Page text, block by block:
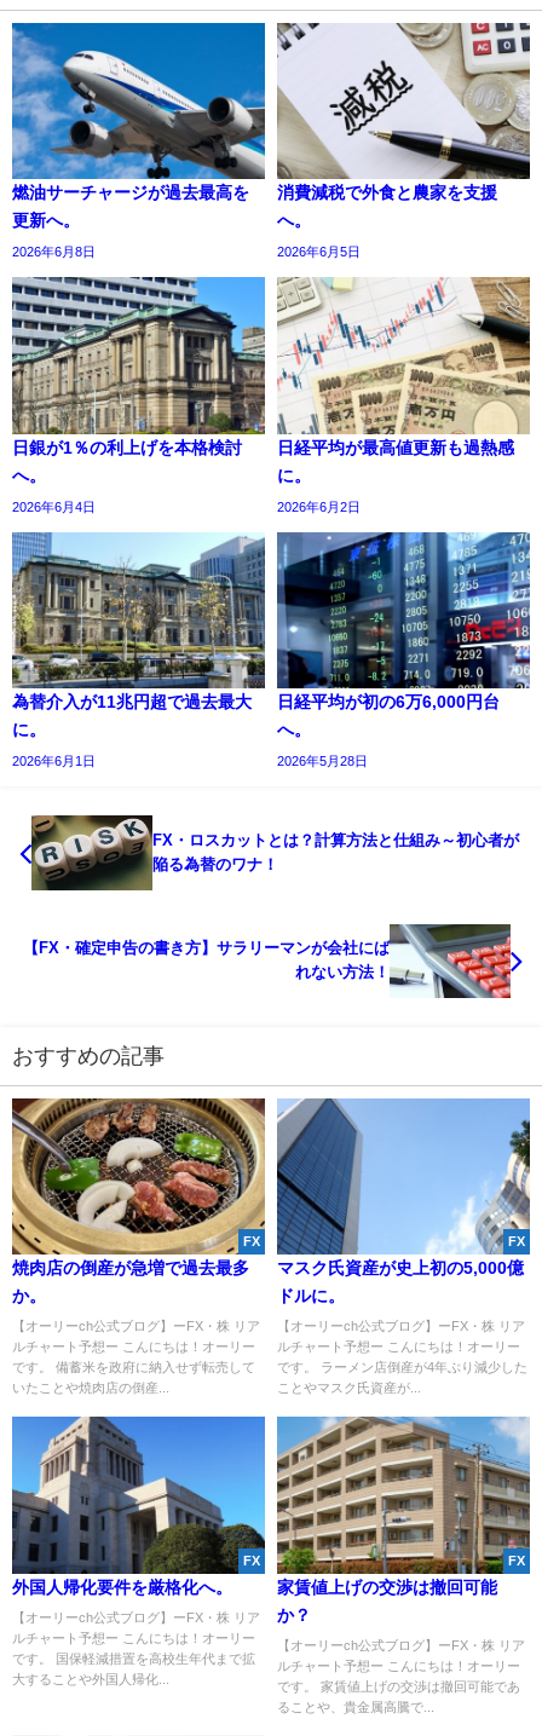
燃油サーチャージが過去最高を
更新へ。
2026年6月8日
消費減税で外食と農家を支援
へ。
2026年6月5日
日銀が1％の利上げを本格検討
へ。
2026年6月4日
日経平均が最高値更新も過熱感
に。
2026年6月2日
為替介入が11兆円超で過去最大
に。
2026年6月1日
日経平均が初の6万6,000円台
へ。
2026年5月28日
FX・ロスカットとは？計算方法と仕組み～初心者が
陥る為替のワナ！
【FX・確定申告の書き方】サラリーマンが会社にば
れない方法！
おすすめの記事
FX
焼肉店の倒産が急増で過去最多
か。
【オーリーch公式ブログ】ーFX・株 リア
ルチャート予想ー こんにちは！オーリー
です。 備蓄米を政府に納入せず転売して
いたことや焼肉店の倒産...
FX
マスク氏資産が史上初の5,000億
ドルに。
【オーリーch公式ブログ】ーFX・株 リア
ルチャート予想ー こんにちは！オーリー
です。 ラーメン店倒産が4年ぶり減少した
ことやマスク氏資産が...
FX
外国人帰化要件を厳格化へ。
【オーリーch公式ブログ】ーFX・株 リア
ルチャート予想ー こんにちは！オーリー
です。 国保軽減措置を高校生年代まで拡
大することや外国人帰化...
FX
家賃値上げの交渉は撤回可能
か？
【オーリーch公式ブログ】ーFX・株 リア
ルチャート予想ー こんにちは！オーリー
です。 家賃値上げの交渉は撤回可能であ
ることや、貴金属高騰で...